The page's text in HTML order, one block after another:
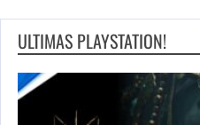
ULTIMAS PLAYSTATION!